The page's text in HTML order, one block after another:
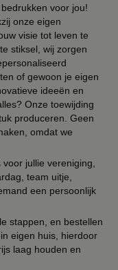
voor jou!
onze eigen
visie tot leven te
stiksel, wij zorgen
of gewoon je eigen
ideeën en
Onze toewijding
produceren. Geen
omdat we
jullie vereniging,
team uitje,
een persoonlijk
stappen, en bestellen
eigen huis, hierdoor
laag houden en